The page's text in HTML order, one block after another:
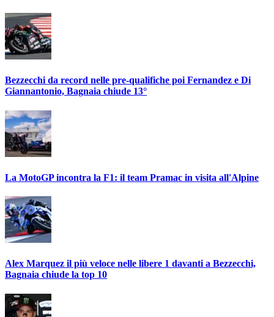
Bezzecchi da record nelle pre-qualifiche poi Fernandez e Di
Giannantonio, Bagnaia chiude 13°
La MotoGP incontra la F1: il team Pramac in visita all'Alpine
Alex Marquez il più veloce nelle libere 1 davanti a Bezzecchi,
Bagnaia chiude la top 10